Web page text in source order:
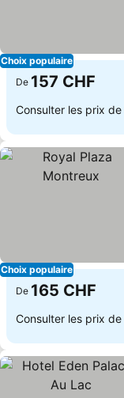
Choix populaire
De 157 CHF
Consulter les prix de
Choix populaire
De 165 CHF
Consulter les prix de